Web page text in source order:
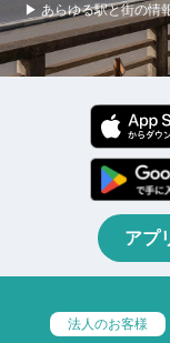
▶ あらゆる駅と街の情
アプ
法人のお客様